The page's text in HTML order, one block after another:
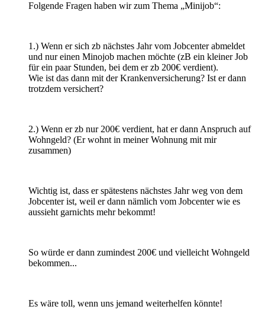
Folgende Fragen haben wir zum Thema „Minijob“:
1.) Wenn er sich zb nächstes Jahr vom Jobcenter abmeldet
und nur einen Minojob machen möchte (zB ein kleiner Job
für ein paar Stunden, bei dem er zb 200€ verdient).
Wie ist das dann mit der Krankenversicherung? Ist er dann
trotzdem versichert?
2.) Wenn er zb nur 200€ verdient, hat er dann Anspruch auf
Wohngeld? (Er wohnt in meiner Wohnung mit mir
zusammen)
Wichtig ist, dass er spätestens nächstes Jahr weg von dem
Jobcenter ist, weil er dann nämlich vom Jobcenter wie es
aussieht garnichts mehr bekommt!
So würde er dann zumindest 200€ und vielleicht Wohngeld
bekommen...
Es wäre toll, wenn uns jemand weiterhelfen könnte!